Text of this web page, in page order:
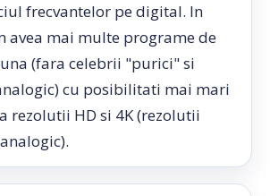
frecvantelor pe digital. In
avea mai multe programe de
(fara celebrii "purici" si
cu posibilitati mai mari
rezolutii HD si 4K (rezolutii